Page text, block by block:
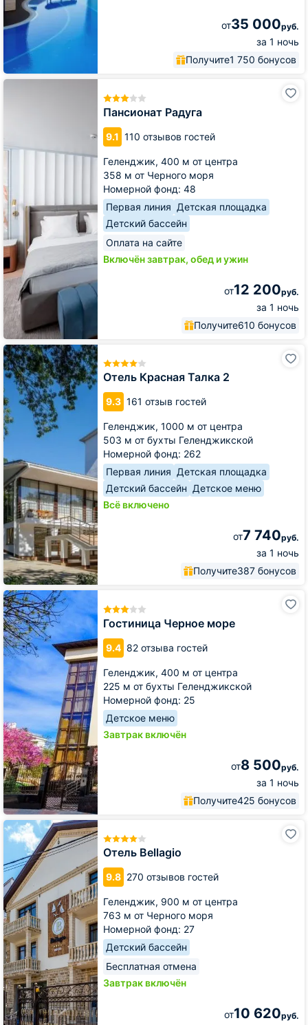
от35 000руб.
за 1 ночь
Получите1 750 бонусов
Пансионат Радуга
9.1 110 отзывов гостей
Геленджик, 400 м от центра
358 м от Черного моря
Номерной фонд: 48
Первая линия Детская площадка
Детский бассейн
Оплата на сайте
Включён завтрак, обед и ужин
от12 200руб.
за 1 ночь
Получите610 бонусов
Пансионат
Отель Красная Талка 2
9.3 161 отзыв гостей
Геленджик, 1000 м от центра
503 м от бухты Геленджикской
Номерной фонд: 262
Первая линия Детская площадка
Детский бассейн Детское меню
Всё включено
от7 740руб.
за 1 ночь
Получите387 бонусов
Отель
Красная
Талка
2
Гостиница Черное море
9.4 82 отзыва гостей
Геленджик, 400 м от центра
225 м от бухты Геленджикской
Номерной фонд: 25
Детское меню
Завтрак включён
от8 500руб.
за 1 ночь
Получите425 бонусов
Гостиница
Черное
море
Отель Bellagio
9.8 270 отзывов гостей
Геленджик, 900 м от центра
763 м от Черного моря
Номерной фонд: 27
Детский бассейн
Бесплатная отмена
Завтрак включён
от10 620руб.
Отель
Bellagio